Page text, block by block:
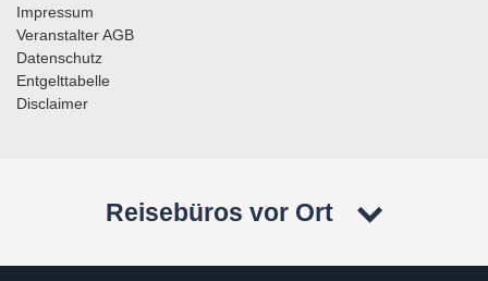
Impressum
Veranstalter AGB
Datenschutz
Entgelttabelle
Disclaimer
Reisebüros vor Ort